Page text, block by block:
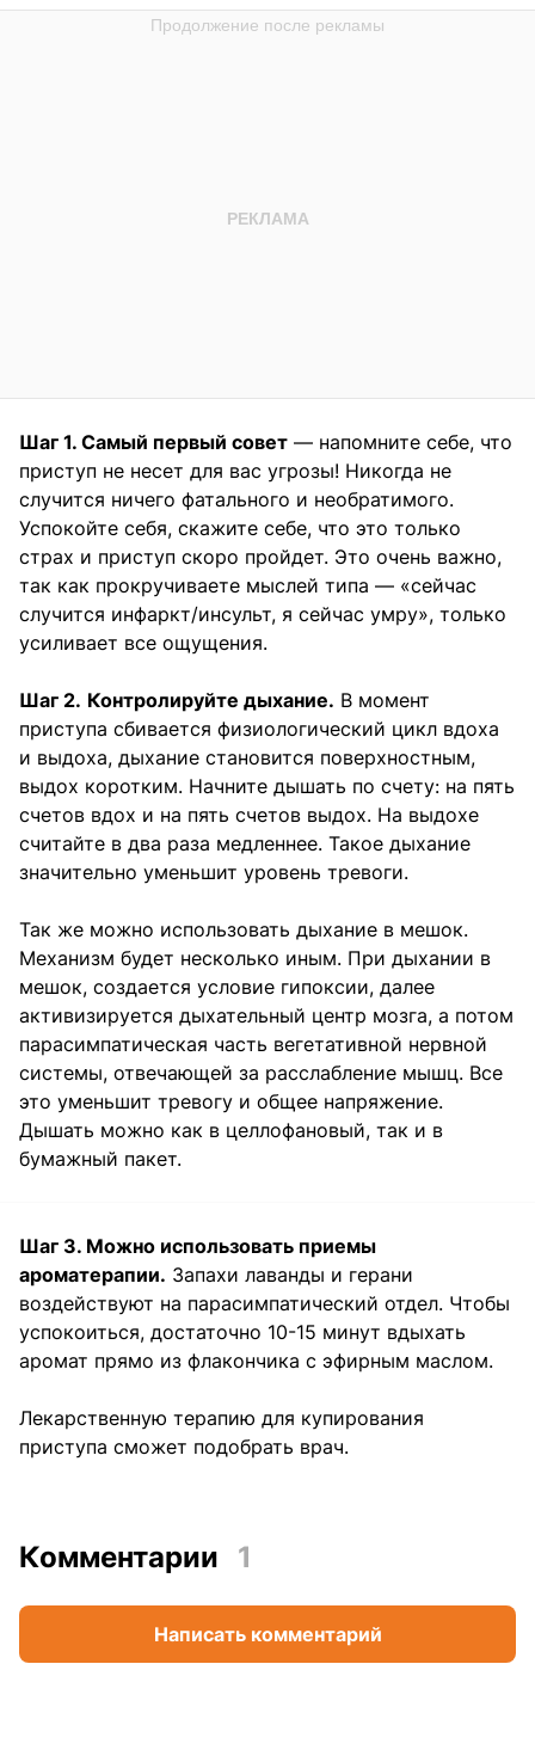
Шаг 1. Самый первый совет — напомните себе, что
приступ не несет для вас угрозы! Никогда не
случится ничего фатального и необратимого.
Успокойте себя, скажите себе, что это только
страх и приступ скоро пройдет. Это очень важно,
так как прокручиваете мыслей типа — «сейчас
случится инфаркт/инсульт, я сейчас умру», только
усиливает все ощущения.⁣⁣⠀
Шаг 2. Контролируйте дыхание. В момент
приступа сбивается физиологический цикл вдоха
и выдоха, дыхание становится поверхностным,
выдох коротким. Начните дышать по счету: на пять
счетов вдох и на пять счетов выдох. На выдохе
считайте в два раза медленнее. Такое дыхание
значительно уменьшит уровень тревоги.⁣⁣⠀
⁣⁣Так же можно использовать дыхание в мешок.
Механизм будет несколько иным. При дыхании в
мешок, создается условие гипоксии, далее
активизируется дыхательный центр мозга, а потом
парасимпатическая часть вегетативной нервной
системы, отвечающей за расслабление мышц. Все
это уменьшит тревогу и общее напряжение.
Дышать можно как в целлофановый, так и в
бумажный пакет.⁣⁣⠀
Шаг 3. Можно использовать приемы
ароматерапии. Запахи лаванды и герани
воздействуют на парасимпатический отдел. Чтобы
успокоиться, достаточно 10-15 минут вдыхать
аромат прямо из флакончика с эфирным маслом.⁣⁣⠀
⁣⁣Лекарственную терапию для купирования
приступа сможет подобрать врач.
Комментарии 1
Написать комментарий